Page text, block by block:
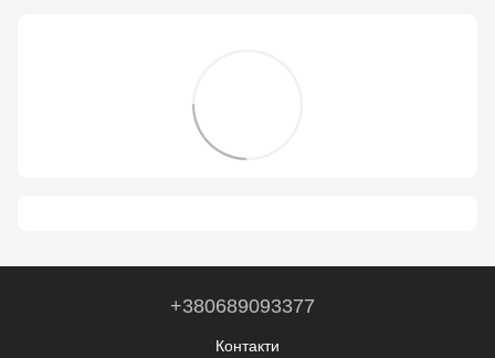
+380689093377
Контакти